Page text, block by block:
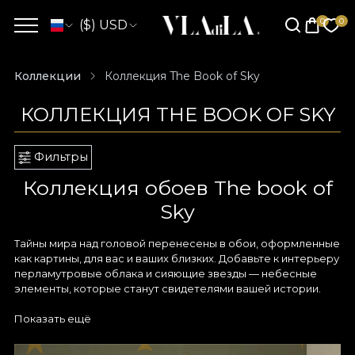
($) USD
Коллекции Коллекция The Book of Sky
КОЛЛЕКЦИЯ THE BOOK OF SKY
Фильтры
Коллекция обоев The book of
Sky
Тайны мира над головой перенесены в обои, оформленные
как картины, для вас и ваших близких. Добавьте к интерьеру
перламутровые облака и сияющие звезды — небесные
элементы, которые станут свидетелями вашей истории.
Обои с облаками — идеальный выбор для тех, кто хочет
Образ белых пушистых облаков на голубом небе наполнен
Показать ещё